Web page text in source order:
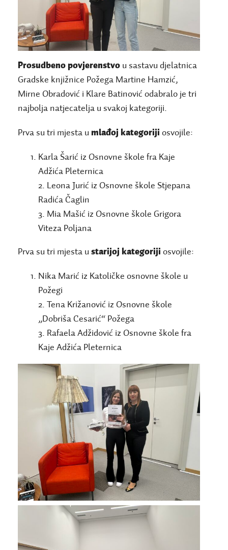
Prosudbeno povjerenstvo u sastavu djelatnica
Gradske knjižnice Požega Martine Hamzić,
Mirne Obradović i Klare Batinović odabralo je tri
najbolja natjecatelja u svakoj kategoriji.
Prva su tri mjesta u mlađoj kategoriji osvojile:
Karla Šarić iz Osnovne škole fra Kaje
Adžića Pleternica
2. Leona Jurić iz Osnovne škole Stjepana
Radića Čaglin
3. Mia Mašić iz Osnovne škole Grigora
Viteza Poljana
Prva su tri mjesta ustarijoj kategoriji osvojile:
Nika Marić iz Katoličke osnovne škole u
Požegi
2. Tena Križanović iz Osnovne škole
„Dobriša Cesarić“ Požega
3. Rafaela Adžidović iz Osnovne škole fra
Kaje Adžića Pleternica